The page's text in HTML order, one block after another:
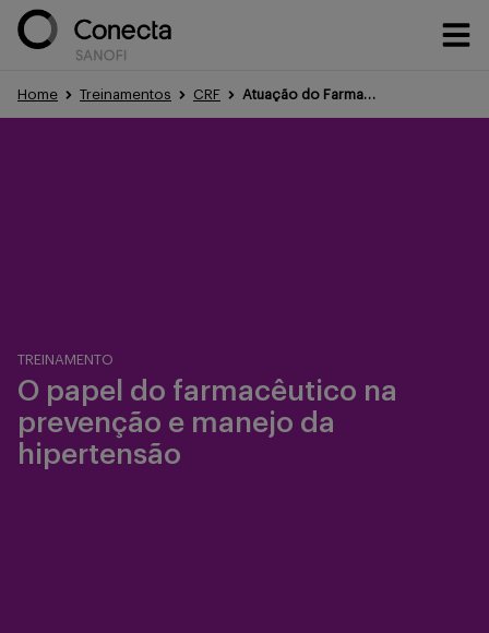
Conteúdos
Portfólio
Home Treinamentos CRF Atuação do Farmacêutico na Hipertensão | Conecta Sanofi
TREINAMENTO
O papel do farmacêutico na
prevenção e manejo da
hipertensão